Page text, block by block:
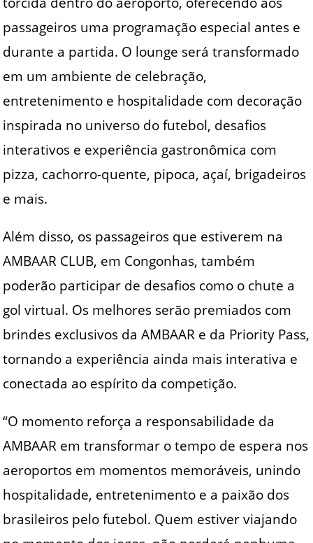
passageiros uma programação especial antes e
durante a partida. O lounge será transformado
em um ambiente de celebração,
entretenimento e hospitalidade com decoração
inspirada no universo do futebol, desafios
interativos e experiência gastronômica com
pizza, cachorro-quente, pipoca, açaí, brigadeiros
e mais.
Além disso, os passageiros que estiverem na
AMBAAR CLUB, em Congonhas, também
poderão participar de desafios como o chute a
gol virtual. Os melhores serão premiados com
brindes exclusivos da AMBAAR e da Priority Pass,
tornando a experiência ainda mais interativa e
conectada ao espírito da competição.
“O momento reforça a responsabilidade da
AMBAAR em transformar o tempo de espera nos
aeroportos em momentos memoráveis, unindo
hospitalidade, entretenimento e a paixão dos
brasileiros pelo futebol. Quem estiver viajando